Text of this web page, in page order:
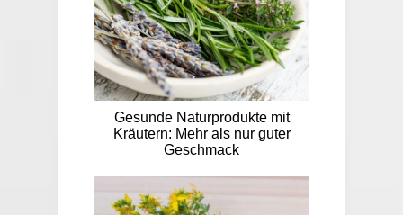
Gesunde Naturprodukte mit
Kräutern: Mehr als nur guter
Geschmack